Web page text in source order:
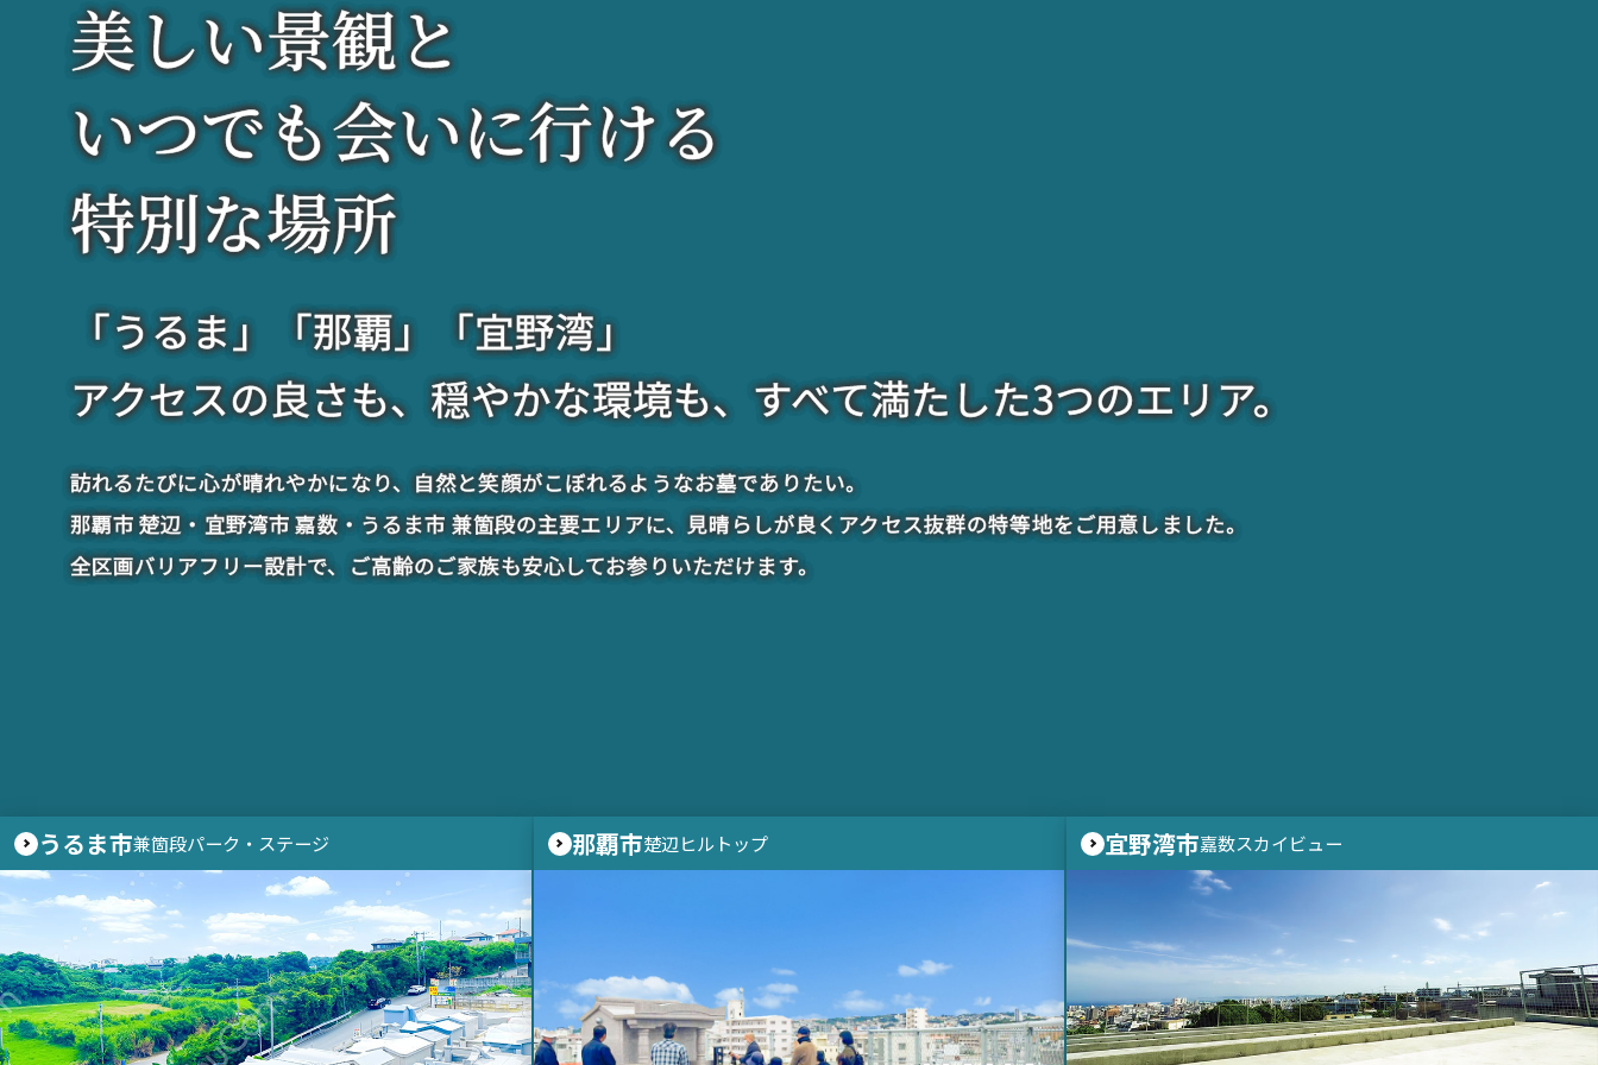
美しい景観と
いつでも会いに行ける
特別な場所
「うるま」「那覇」「宜野湾」
アクセスの良さも、穏やかな環境も、すべて満たした3つのエリア。
訪れるたびに心が晴れやかになり、自然と笑顔がこぼれるようなお墓でありたい。
那覇市 楚辺・宜野湾市 嘉数・うるま市 兼箇段の主要エリアに、見晴らしが良くアクセス抜群の特等地をご用意しました。
全区画バリアフリー設計で、ご高齢のご家族も安心してお参りいただけます。
うるま市兼箇段パーク・ステージ 那覇市楚辺ヒルトップ 宜野湾市嘉数スカイビュー